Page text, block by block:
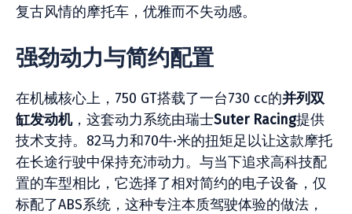
复古风情的摩托车，优雅而不失动感。
强劲动力与简约配置
在机械核心上，750 GT搭载了一台730 cc的并列双
缸发动机，这套动力系统由瑞士Suter Racing提供
技术支持。82马力和70牛·米的扭矩足以让这款摩托
在长途行驶中保持充沛动力。与当下追求高科技配
置的车型相比，它选择了相对简约的电子设备，仅
标配了ABS系统，这种专注本质驾驶体验的做法，